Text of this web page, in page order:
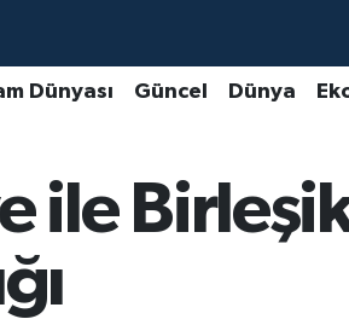
Dünyası Güncel Dünya
ile